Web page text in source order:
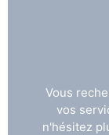
Vous
vos
n'hésitez